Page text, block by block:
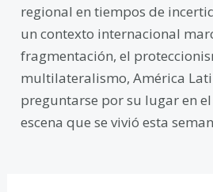
regional en tiempos de
un contexto internacional
fragmentación, el
multilateralismo, América
preguntarse por su lugar en
escena que se vivió esta